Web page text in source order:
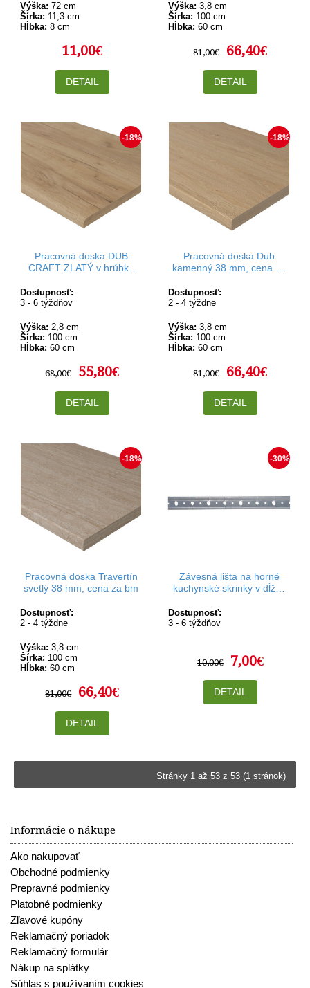
Výška: 72 cm
Šírka: 11,3 cm
Hĺbka: 8 cm
11,00€
DETAIL
Výška: 3,8 cm
Šírka: 100 cm
Hĺbka: 60 cm
81,00€ 66,40€
DETAIL
-18%
Pracovná doska DUB
CRAFT ZLATÝ v hrúbke
Dostupnosť:
3 - 6 týždňov
Výška: 2,8 cm
Šírka: 100 cm
Hĺbka: 60 cm
68,00€ 55,80€
DETAIL
-18%
Pracovná doska Dub
kamenný 38 mm, cena za
Dostupnosť:
2 - 4 týždne
Výška: 3,8 cm
Šírka: 100 cm
Hĺbka: 60 cm
81,00€ 66,40€
DETAIL
-18%
Pracovná doska Travertín
svetlý 38 mm, cena za bm
Dostupnosť:
2 - 4 týždne
Výška: 3,8 cm
Šírka: 100 cm
Hĺbka: 60 cm
81,00€ 66,40€
DETAIL
-30%
Závesná lišta na horné
kuchynské skrinky v dĺžke
Dostupnosť:
3 - 6 týždňov
10,00€ 7,00€
DETAIL
Stránky 1 až 53 z 53 (1 stránok)
Informácie o nákupe
Ako nakupovať
Obchodné podmienky
Prepravné podmienky
Platobné podmienky
Zľavové kupóny
Reklamačný poriadok
Reklamačný formulár
Nákup na splátky
Súhlas s používaním cookies